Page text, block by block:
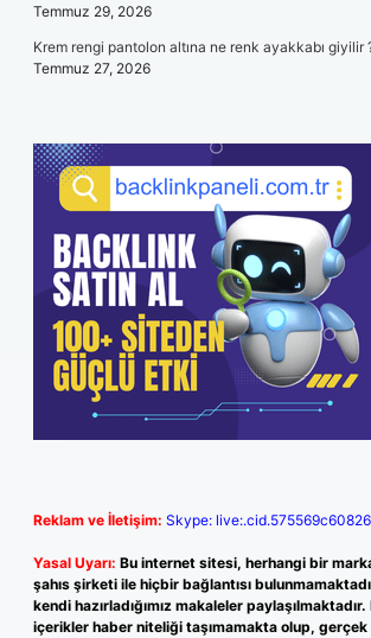
Temmuz 29, 2026
Krem rengi pantolon altına ne renk ayakkabı giyilir
Temmuz 27, 2026
Reklam ve İletişim: Skype:
Yasal Uyarı: Bu internet sitesi, herhangi bir
şahıs şirketi ile hiçbir bağlantısı
kendi hazırladığımız makaleler
içerikler haber niteliği taşımamakta olup,